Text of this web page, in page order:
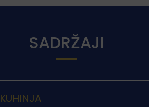
SADRŽAJI
KUHINJA